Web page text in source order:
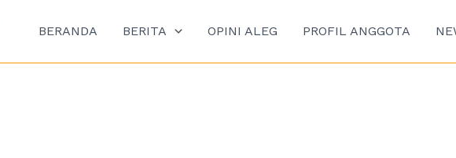
BERANDA BERITA OPINI ALEG PROFIL ANGGOTA